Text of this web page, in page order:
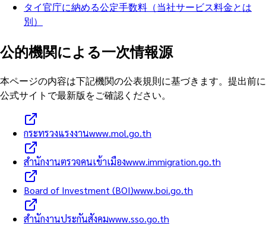
タイ官庁に納める公定手数料（当社サービス料金とは
別）
公的機関による一次情報源
本ページの内容は下記機関の公表規則に基づきます。提出前に
公式サイトで最新版をご確認ください。
กระทรวงแรงงานwww.mol.go.th
สำนักงานตรวจคนเข้าเมืองwww.immigration.go.th
Board of Investment (BOI)www.boi.go.th
สำนักงานประกันสังคมwww.sso.go.th